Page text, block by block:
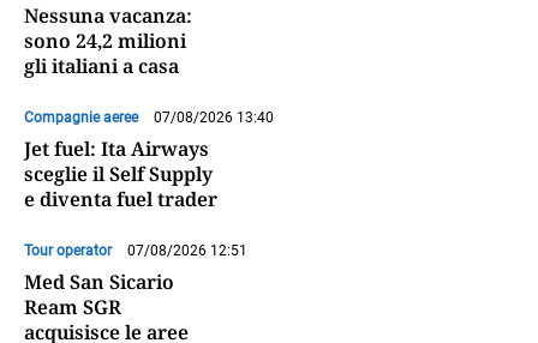
Nessuna vacanza:
sono 24,2 milioni
gli italiani a casa
Compagnie aeree 07/08/2026 13:40
Jet fuel: Ita Airways
sceglie il Self Supply
e diventa fuel trader
Tour operator 07/08/2026 12:51
Med San Sicario
Ream SGR
acquisisce le aree